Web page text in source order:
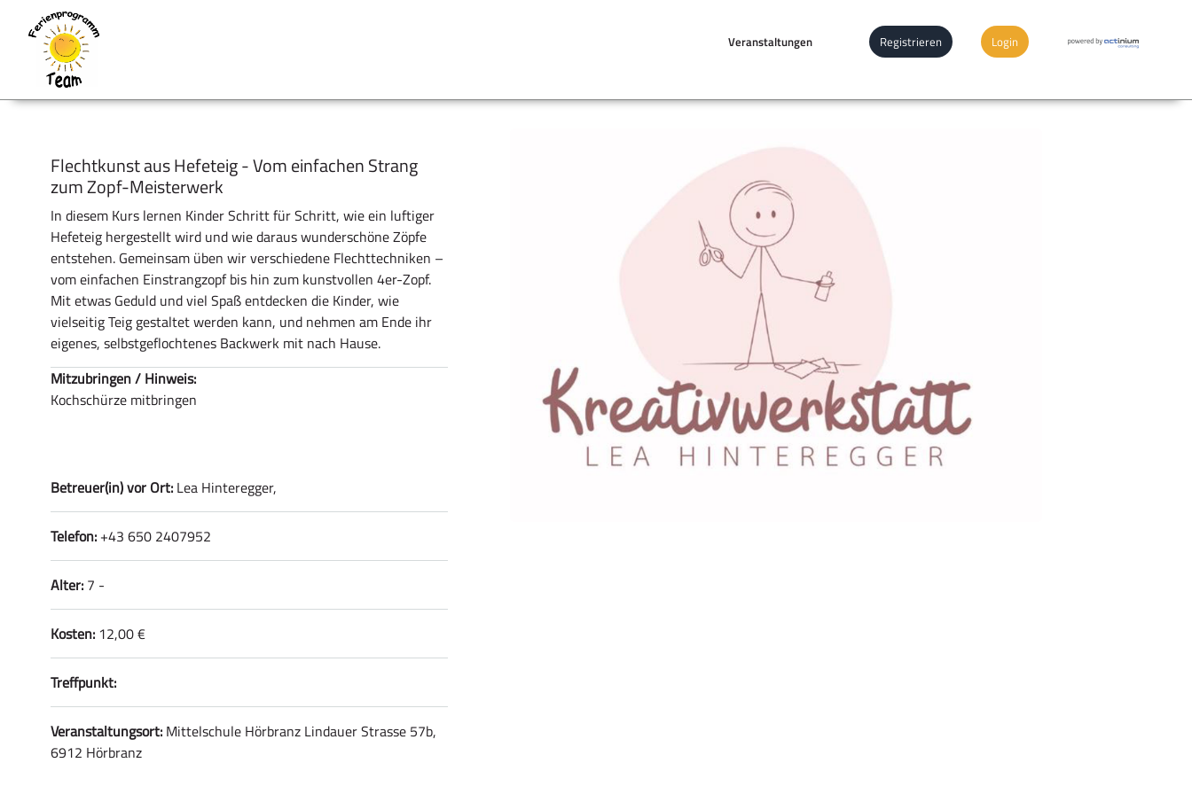
Veranstaltungen Registrieren Login
Flechtkunst aus Hefeteig - Vom einfachen Strang
zum Zopf-Meisterwerk
In diesem Kurs lernen Kinder Schritt für Schritt, wie ein luftiger
Hefeteig hergestellt wird und wie daraus wunderschöne Zöpfe
entstehen. Gemeinsam üben wir verschiedene Flechttechniken –
vom einfachen Einstrangzopf bis hin zum kunstvollen 4er-Zopf.
Mit etwas Geduld und viel Spaß entdecken die Kinder, wie
vielseitig Teig gestaltet werden kann, und nehmen am Ende ihr
eigenes, selbstgeflochtenes Backwerk mit nach Hause.
Mitzubringen / Hinweis:
Kochschürze mitbringen
Betreuer(in) vor Ort: Lea Hinteregger,
Telefon: +43 650 2407952
Alter: 7 -
Kosten: 12,00 €
Treffpunkt:
Veranstaltungsort: Mittelschule Hörbranz Lindauer Strasse 57b,
6912 Hörbranz